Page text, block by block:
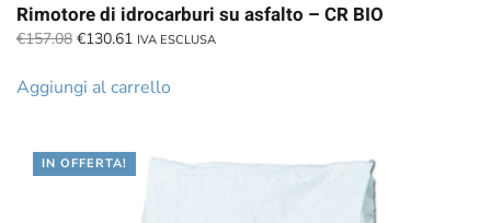
Rimotore di idrocarburi su asfalto – CR BIO
€157.08 Il
originale
€130.61Il
attuale
IVA ESCLUSA
Aggiungi al carrello
IN OFFERTA!